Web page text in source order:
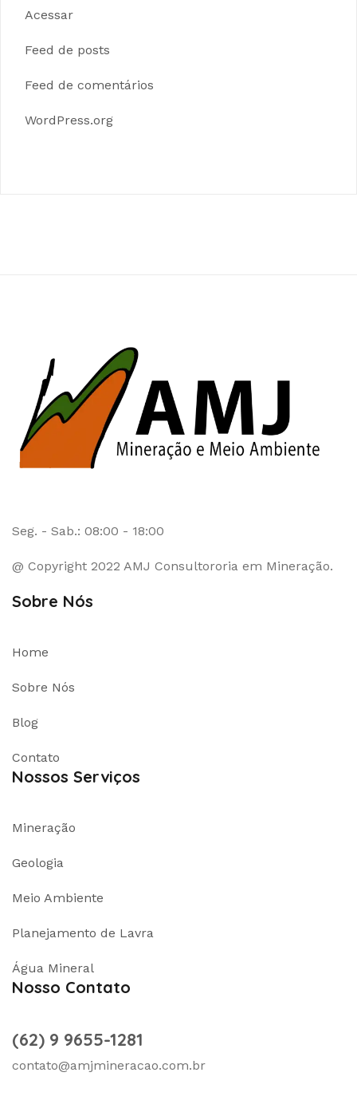
Acessar
Feed de posts
Feed de comentários
WordPress.org
Seg. - Sab.: 08:00 - 18:00
@ Copyright 2022 AMJ Consultororia em Mineração.
Sobre Nós
Home
Sobre Nós
Blog
Contato
Nossos Serviços
Mineração
Geologia
Meio Ambiente
Planejamento de Lavra
Água Mineral
Nosso Contato
(62) 9 9655-1281
contato@amjmineracao.com.br